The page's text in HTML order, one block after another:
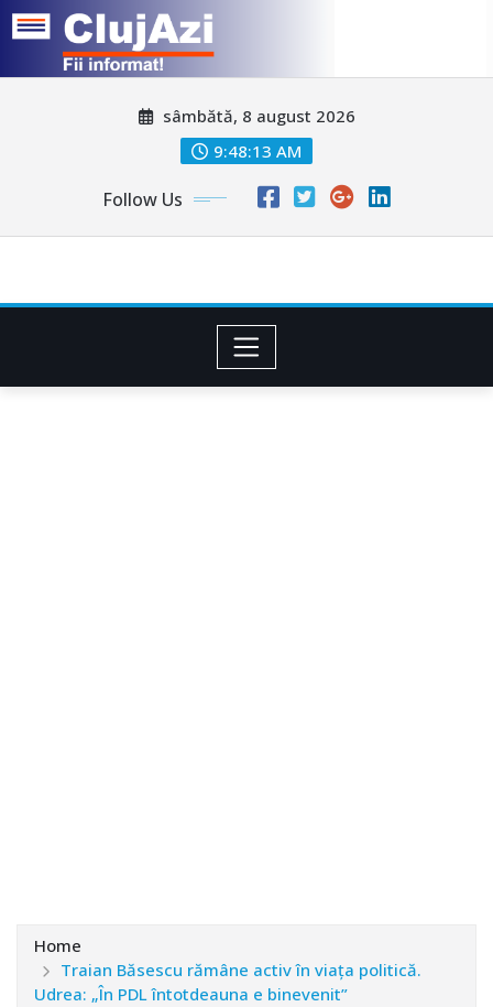
sâmbătă, 8 august 2026
9:48:16 AM
Follow Us
Home
Traian Băsescu rămâne activ în viața politică.
Udrea: „În PDL întotdeauna e binevenit”